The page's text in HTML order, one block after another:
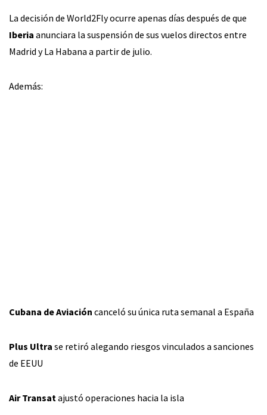
La decisión de World2Fly ocurre apenas días después de que
Iberia anunciara la suspensión de sus vuelos directos entre
Madrid y La Habana a partir de julio.
Además:
Cubana de Aviación canceló su única ruta semanal a España
Plus Ultra se retiró alegando riesgos vinculados a sanciones
de EEUU
Air Transat ajustó operaciones hacia la isla